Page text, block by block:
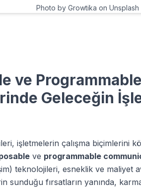
Photo by Growtika on Unsplash
ve
Geleceğin
işletmelerin çalışma biçimlerini
ve programmable
teknolojileri, esneklik ve maliyet
sunduğu fırsatların yanında,